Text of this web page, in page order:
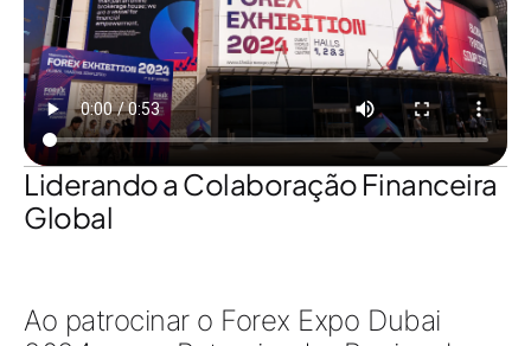
Liderando a Colaboração Financeira
Global
Ao patrocinar o Forex Expo Dubai